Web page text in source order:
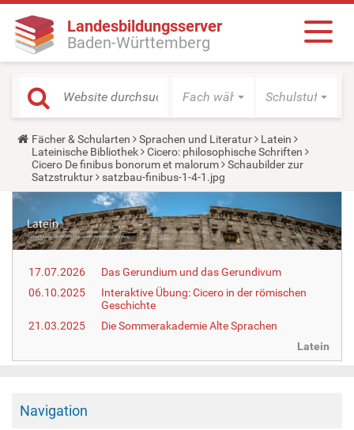
Landesbildungsserver
Baden-Württemberg
Fach wählen Schulstufe
Y
o
u
a
r
e
r
e
Fächer & Schularten Sprachen und Literatur
Latein
Lateinische Bibliothek
Cicero: philosophische Schriften
Cicero De finibus bonorum et malorum
Schaubilder zur
Satzstruktur
satzbau-finibus-1-4-1.jpg
17.07.2026
Das Gerundium und das Gerundivum
06.10.2025
Interaktive Übung: Cicero in der römischen
Geschichte
21.03.2025
Die Sommerakademie Alte Sprachen
Latein
Navigation